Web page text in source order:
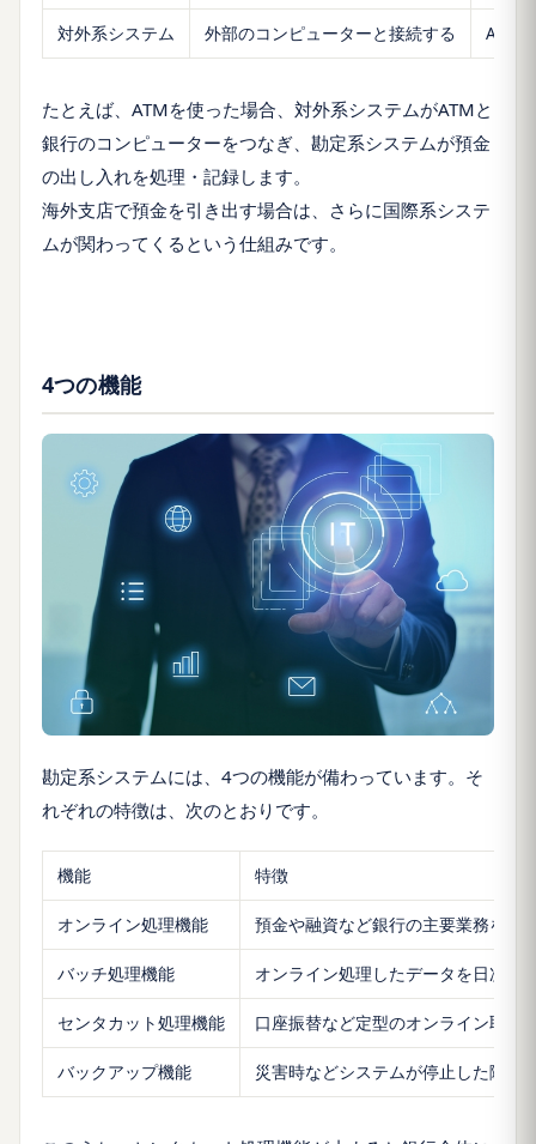
対外系システム 外部のコンピューターと接続する ATM
たとえば、ATMを使った場合、対外系システムがATMと
銀行のコンピューターをつなぎ、勘定系システムが預金
の出し入れを処理・記録します。
海外支店で預金を引き出す場合は、さらに国際系システ
ムが関わってくるという仕組みです。
4つの機能
勘定系システムには、4つの機能が備わっています。そ
れぞれの特徴は、次のとおりです。
機能 特徴
オンライン処理機能 預金や融資など銀行の主要業務をリ
バッチ処理機能 オンライン処理したデータを日次・
センタカット処理機能 口座振替など定型のオンライン取引
バックアップ機能 災害時などシステムが停止した際に